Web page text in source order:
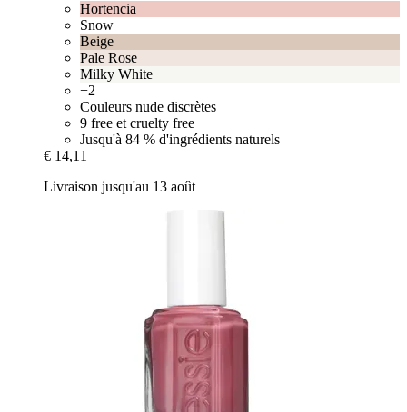
Hortencia
Snow
Beige
Pale Rose
Milky White
+2
Couleurs nude discrètes
9 free et cruelty free
Jusqu'à 84 % d'ingrédients naturels
€ 14,11
Livraison jusqu'au 13 août